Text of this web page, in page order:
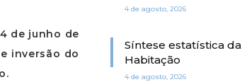
de junho de
inversão do
4 de agosto, 2026
Síntese estatística da
Habitação
4 de agosto, 2026